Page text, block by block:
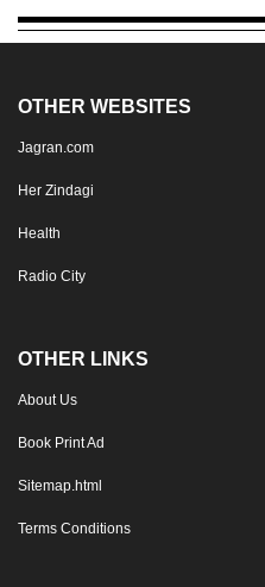
OTHER WEBSITES
Jagran.com
Her Zindagi
Health
Radio City
OTHER LINKS
About Us
Book Print Ad
Sitemap.html
Terms Conditions